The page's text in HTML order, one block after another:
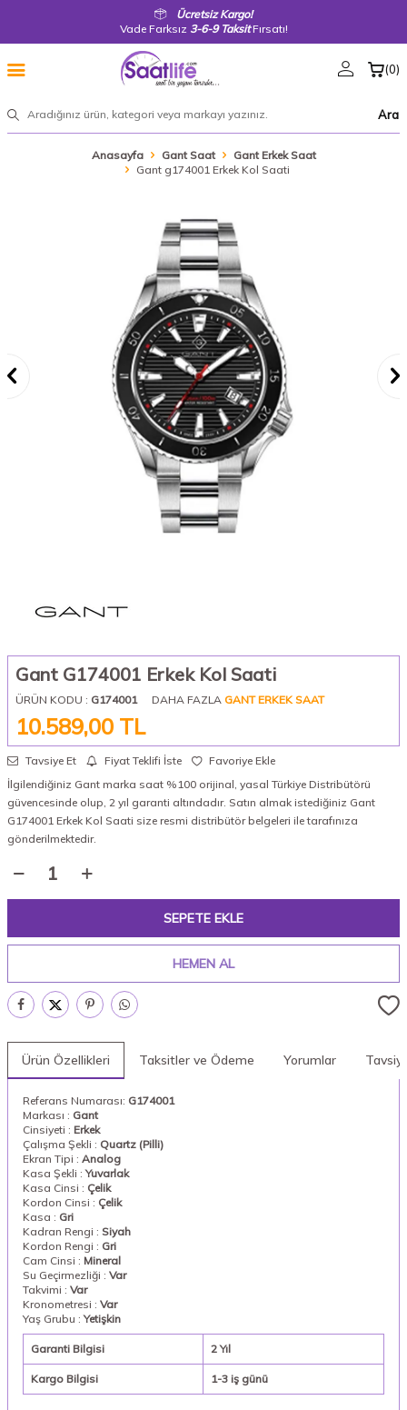
Ücretsiz Kargo!
Vade Farksız 3-6-9 TaksitFırsatı!
Ara
(0)
Anasayfa Gant Saat
Gant Erkek Saat
Gant g174001 Erkek Kol Saati
Gant G174001 Erkek Kol Saati
ÜRÜN KODU : G174001 DAHA FAZLA GANT ERKEK SAAT
10.589,00 TL
Tavsiye Et Fiyat Teklifi İste
Favoriye Ekle
İlgilendiğiniz Gant marka saat %100 orijinal, yasal Türkiye Distribütörü
güvencesinde olup, 2 yıl garanti altındadır. Satın almak istediğiniz Gant
G174001 Erkek Kol Saati size resmi distribütör belgeleri ile tarafınıza
gönderilmektedir.
SEPETE EKLE
HEMEN AL
Ürün Özellikleri Taksitler ve Ödeme Yorumlar
Referans Numarası: G174001
Markası : Gant
Cinsiyeti : Erkek
Çalışma Şekli : Quartz (Pilli)
Ekran Tipi : Analog
Kasa Şekli :Yuvarlak
Kasa Cinsi : Çelik
Kordon Cinsi : Çelik
Kasa : Gri
Kadran Rengi : Siyah
Kordon Rengi : Gri
Cam Cinsi : Mineral
Su Geçirmezliği : Var
Takvimi : Var
Kronometresi : Var
Yaş Grubu :Yetişkin
Garanti Bilgisi 2 Yıl
Kargo Bilgisi 1-3 iş günü